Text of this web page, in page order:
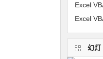
幻灯